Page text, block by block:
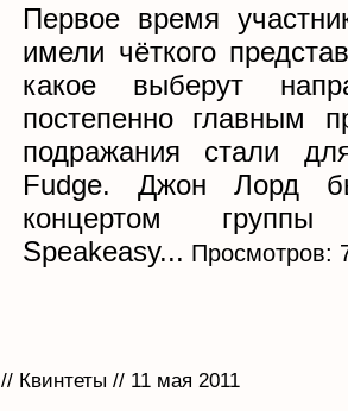
Первое время
имели чёткого
какое выберут
постепенно главным
подражания стали
Fudge. Джон Лорд
концертом
Speakeasy... Просмотров:
// Квинтеты // 11 мая 2011